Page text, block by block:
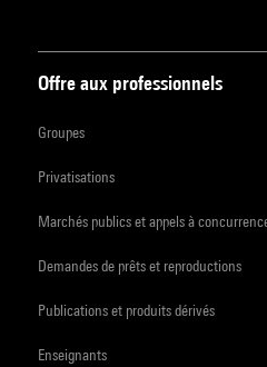
Offre aux professionnels
Groupes
Privatisations
Marchés publics et appels à
Demandes de prêts et reproductions
Publications et produits dérivés
Enseignants